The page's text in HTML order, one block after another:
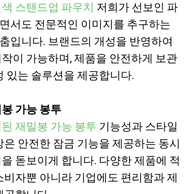
스탠드업 파우치 저희가 선보인 파
서도 전문적인 이미지를 추구하는
입니다. 브랜드의 개성을 반영하여
이 가능하며, 제품을 안전하게 보관
있는 솔루션을 제공합니다.
가능 봉투
재밀봉 가능 봉투 기능성과 스타일
은 안전한 잠금 기능을 제공하는 동시
돋보이게 합니다. 다양한 제품에 적
비자뿐 아니라 기업에도 편리함과 제